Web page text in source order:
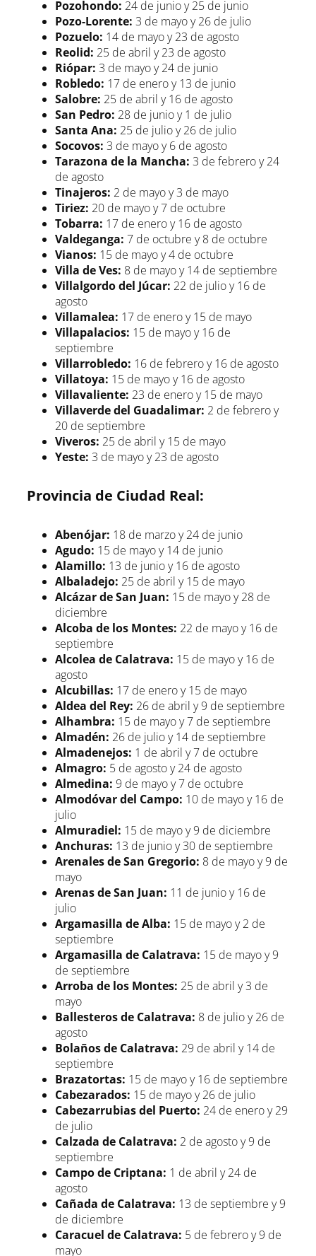
Pozohondo: 24 de junio y 25 de junio
Pozo-Lorente: 3 de mayo y 26 de julio
Pozuelo: 14 de mayo y 23 de agosto
Reolid: 25 de abril y 23 de agosto
Riópar: 3 de mayo y 24 de junio
Robledo: 17 de enero y 13 de junio
Salobre: 25 de abril y 16 de agosto
San Pedro: 28 de junio y 1 de julio
Santa Ana: 25 de julio y 26 de julio
Socovos: 3 de mayo y 6 de agosto
Tarazona de la Mancha: 3 de febrero y 24
de agosto
Tinajeros: 2 de mayo y 3 de mayo
Tiriez: 20 de mayo y 7 de octubre
Tobarra: 17 de enero y 16 de agosto
Valdeganga: 7 de octubre y 8 de octubre
Vianos: 15 de mayo y 4 de octubre
Villa de Ves: 8 de mayo y 14 de septiembre
Villalgordo del Júcar: 22 de julio y 16 de
agosto
Villamalea: 17 de enero y 15 de mayo
Villapalacios: 15 de mayo y 16 de
septiembre
Villarrobledo: 16 de febrero y 16 de agosto
Villatoya: 15 de mayo y 16 de agosto
Villavaliente: 23 de enero y 15 de mayo
Villaverde del Guadalimar: 2 de febrero y
20 de septiembre
Viveros: 25 de abril y 15 de mayo
Yeste: 3 de mayo y 23 de agosto
Provincia de Ciudad Real:
Abenójar: 18 de marzo y 24 de junio
Agudo: 15 de mayo y 14 de junio
Alamillo: 13 de junio y 16 de agosto
Albaladejo: 25 de abril y 15 de mayo
Alcázar de San Juan: 15 de mayo y 28 de
diciembre
Alcoba de los Montes: 22 de mayo y 16 de
septiembre
Alcolea de Calatrava: 15 de mayo y 16 de
agosto
Alcubillas: 17 de enero y 15 de mayo
Aldea del Rey: 26 de abril y 9 de septiembre
Alhambra: 15 de mayo y 7 de septiembre
Almadén: 26 de julio y 14 de septiembre
Almadenejos: 1 de abril y 7 de octubre
Almagro: 5 de agosto y 24 de agosto
Almedina: 9 de mayo y 7 de octubre
Almodóvar del Campo: 10 de mayo y 16 de
julio
Almuradiel: 15 de mayo y 9 de diciembre
Anchuras: 13 de junio y 30 de septiembre
Arenales de San Gregorio: 8 de mayo y 9 de
mayo
Arenas de San Juan: 11 de junio y 16 de
julio
Argamasilla de Alba: 15 de mayo y 2 de
septiembre
Argamasilla de Calatrava: 15 de mayo y 9
de septiembre
Arroba de los Montes: 25 de abril y 3 de
mayo
Ballesteros de Calatrava: 8 de julio y 26 de
agosto
Bolaños de Calatrava: 29 de abril y 14 de
septiembre
Brazatortas: 15 de mayo y 16 de septiembre
Cabezarados: 15 de mayo y 26 de julio
Cabezarrubias del Puerto: 24 de enero y 29
de julio
Calzada de Calatrava: 2 de agosto y 9 de
septiembre
Campo de Criptana: 1 de abril y 24 de
agosto
Cañada de Calatrava: 13 de septiembre y 9
de diciembre
Caracuel de Calatrava: 5 de febrero y 9 de
mayo